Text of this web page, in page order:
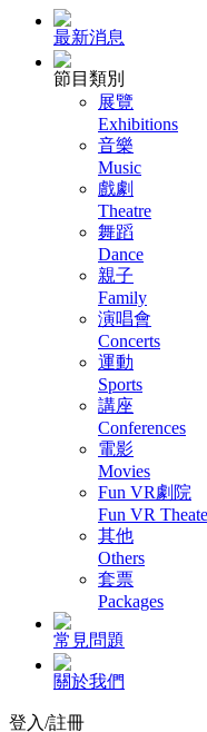
最新消息
節目類別
展覽
Exhibitions
音樂
Music
戲劇
Theatre
舞蹈
Dance
親子
Family
演唱會
Concerts
運動
Sports
講座
Conferences
電影
Movies
Fun VR劇院
Fun VR
其他
Others
套票
Packages
常見問題
關於我們
登入/註冊